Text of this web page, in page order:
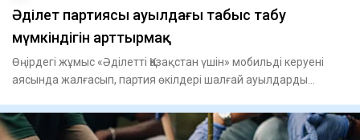
Әділет партиясы ауылдағы табыс табу
мүмкіндігін арттырмақ
Өңірдегі жұмыс «Әділетті Қазақстан үшін» мобильді керуені
аясында жалғасып, партия өкілдері шалғай ауылдарды